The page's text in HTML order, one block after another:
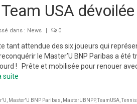
USA dévoilée
dans : News | 0
tant attendue des six joueurs qui
le Master’U BNP Paribas a été
! Prête et mobilisée pour renouer
suite­­
Master'U BNP Paribas MasterUBNPP,TeamUSA,Tennis